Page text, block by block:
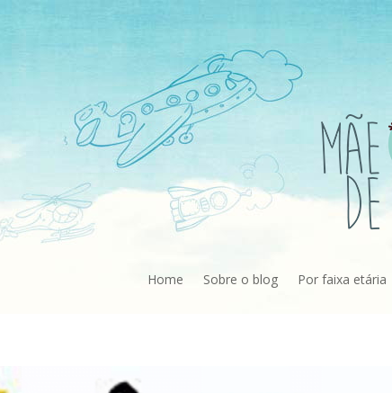
Home Sobre o blog Por faixa etária